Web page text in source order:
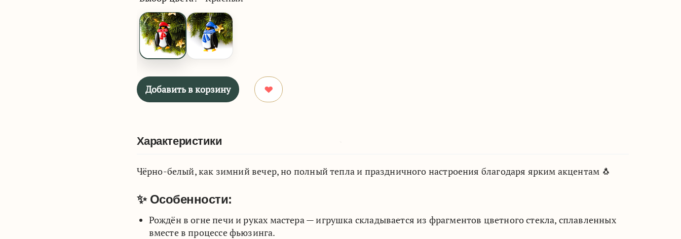
Добавить в корзину
Характеристики
Чёрно-белый, как зимний вечер, но полный тепла и праздничного настроения благодаря ярким акцентам 🐧
✨ Особенности:
Рождён в огне печи и руках мастера — игрушка складывается из фрагментов цветного стекла, сплавленных
вместе в процессе фьюзинга.